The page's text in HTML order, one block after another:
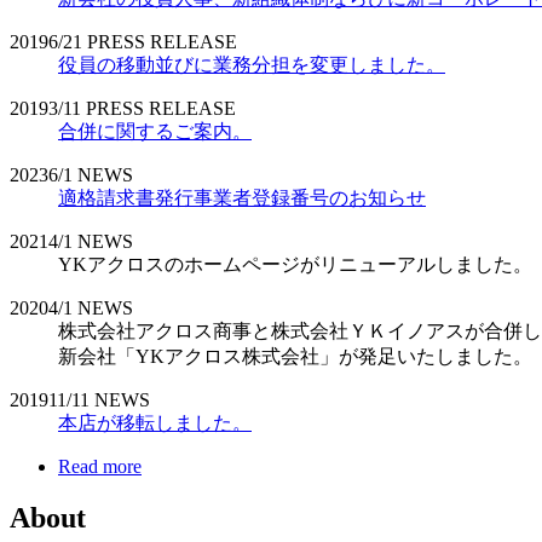
20196/21 PRESS RELEASE
役員の移動並びに業務分担を変更しました。
20193/11 PRESS RELEASE
合併に関するご案内。
20236/1 NEWS
適格請求書発行事業者登録番号のお知らせ
20214/1 NEWS
YKアクロスのホームページがリニューアルしました。
20204/1 NEWS
株式会社アクロス商事と株式会社ＹＫイノアスが合併
新会社「YKアクロス株式会社」が発足いたしました。
201911/11 NEWS
本店が移転しました。
Read more
About